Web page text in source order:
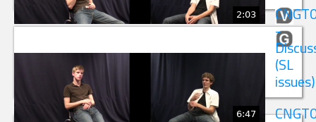
2:03
-
(SL
issues)
6:47